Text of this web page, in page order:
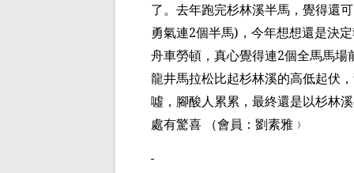
了。去年跑完杉林溪半馬，覺得還
勇氣連2個半馬) ，今年想想還是決
舟車勞頓，真心覺得連2個全馬馬場
龍井馬拉松比起杉林溪的高低起伏
噓，腳酸人累累，最終還是以杉林
處有驚喜
（會員： 劉素雅 ﹚